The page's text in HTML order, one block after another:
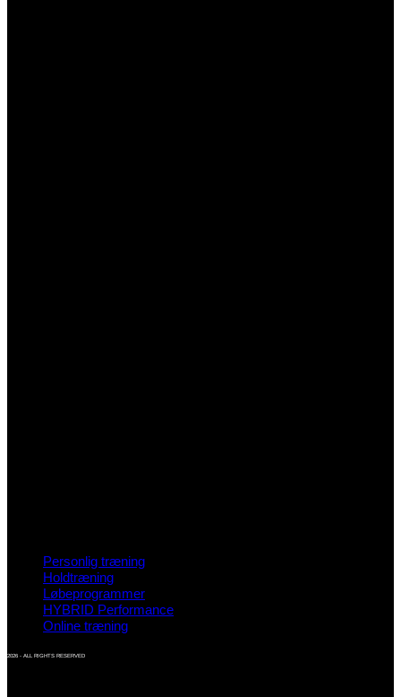
Personlig træning
Holdtræning
Løbeprogrammer
HYBRID Performance
Online træning
2026 - ALL RIGHTS RESERVED